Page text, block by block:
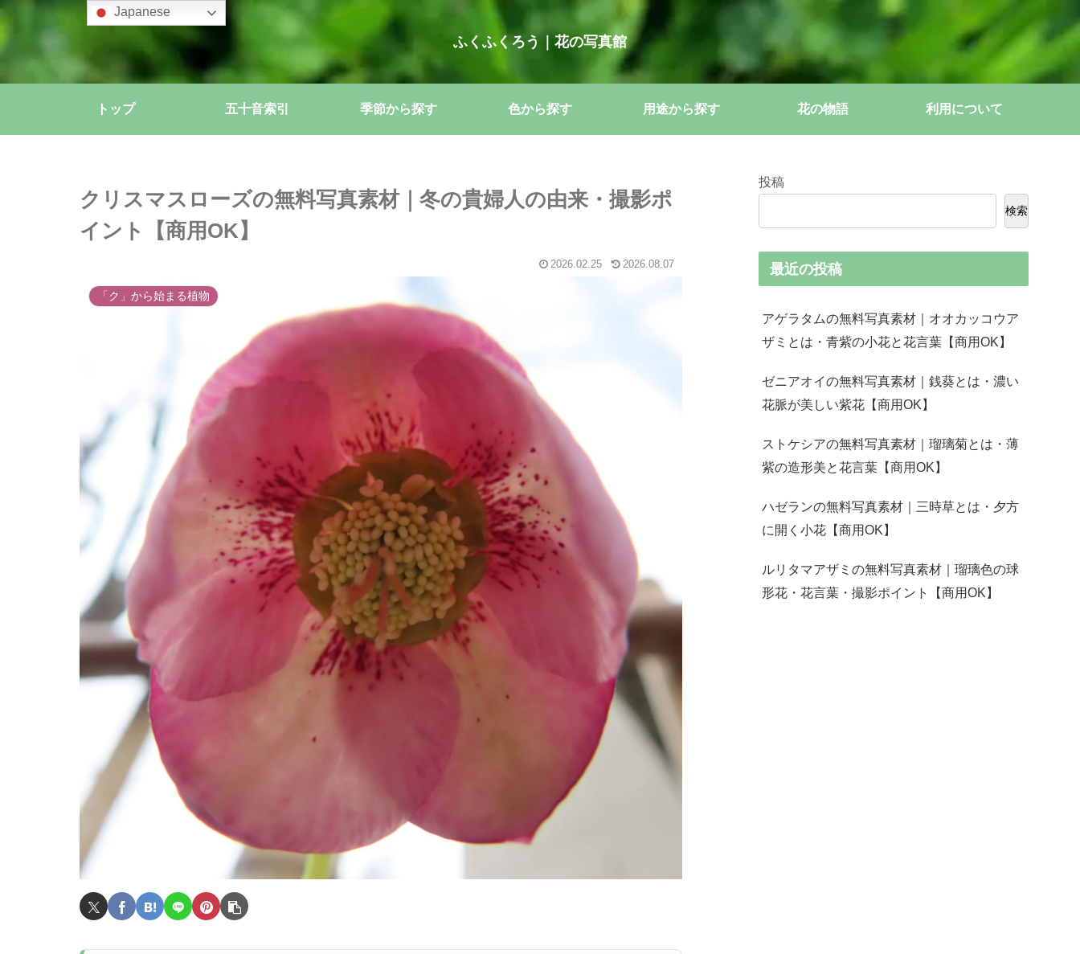
ふくふくろう｜花の写真館
トップ 五十音索引 季節から探す 色から探す 用途から探す 花の物語 利用について
クリスマスローズの無料写真素材｜冬の貴婦人の由来・撮影ポ
イント【商用OK】
2026.02.25 2026.08.07
「ク」から始まる植物
投稿
検索
最近の投稿
アゲラタムの無料写真素材｜オオカッコウア
ザミとは・青紫の小花と花言葉【商用OK】
ゼニアオイの無料写真素材｜銭葵とは・濃い
花脈が美しい紫花【商用OK】
ストケシアの無料写真素材｜瑠璃菊とは・薄
紫の造形美と花言葉【商用OK】
ハゼランの無料写真素材｜三時草とは・夕方
に開く小花【商用OK】
ルリタマアザミの無料写真素材｜瑠璃色の球
形花・花言葉・撮影ポイント【商用OK】
Japanese